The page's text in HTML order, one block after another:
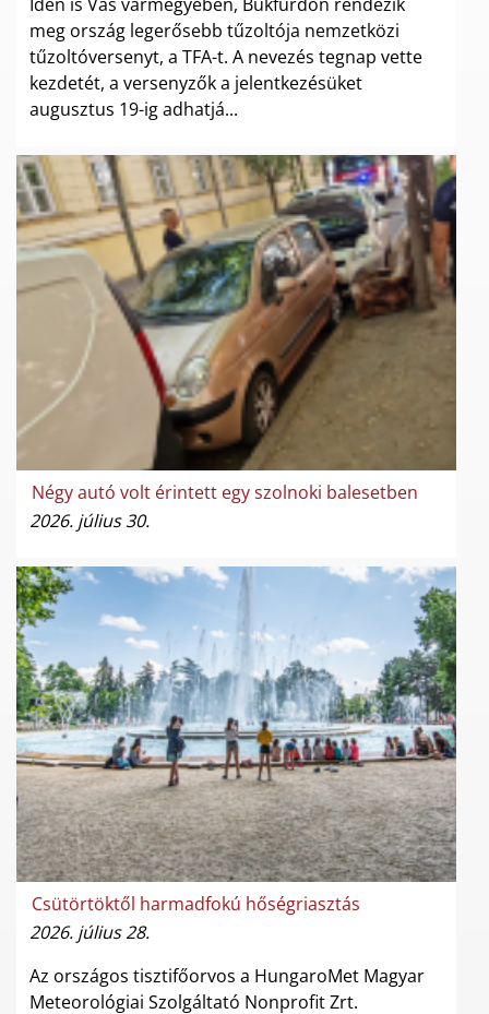
meg ország legerősebb tűzoltója nemzetközi
tűzoltóversenyt, a TFA-t. A nevezés tegnap vette
kezdetét, a versenyzők a jelentkezésüket
augusztus 19-ig adhatjá...
Négy autó volt érintett egy szolnoki balesetben
2026. július 30.
Csütörtöktől harmadfokú hőségriasztás
2026. július 28.
Az országos tisztifőorvos a HungaroMet Magyar
Meteorológiai Szolgáltató Nonprofit Zrt.